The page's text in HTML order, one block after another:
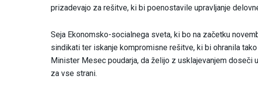
prizadevajo za rešitve, ki bi poenostavile upravljanje
Seja Ekonomsko-socialnega sveta, ki bo na začetku
sindikati ter iskanje kompromisne rešitve, ki bi ohranila
Minister Mesec poudarja, da želijo z usklajevanjem doseči
za vse strani.